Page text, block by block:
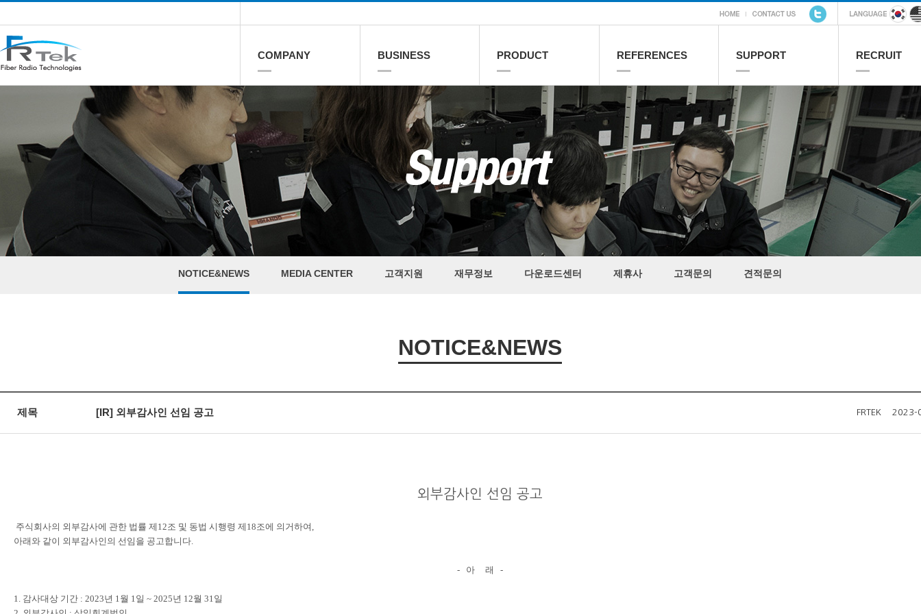
COMPANY BUSINESS PRODUCT REFERENCES SUPPORT RECRUIT
NOTICE&NEWS MEDIA CENTER 고객지원 재무정보 다운로드센터 제휴사 고객문의 견적문의
NOTICE&NEWS
제목 [IR] 외부감사인 선임 공고 FRTEK 2023-
외부감사인 선임 공고
주식회사의 외부감사에 관한 법률 제12조 및 동법 시행령 제18조에 의거하여,
아래와 같이 외부감사인의 선임을 공고합니다.
- 아 래 -
1. 감사대상 기간 : 2023년 1월 1일 ~ 2025년 12월 31일